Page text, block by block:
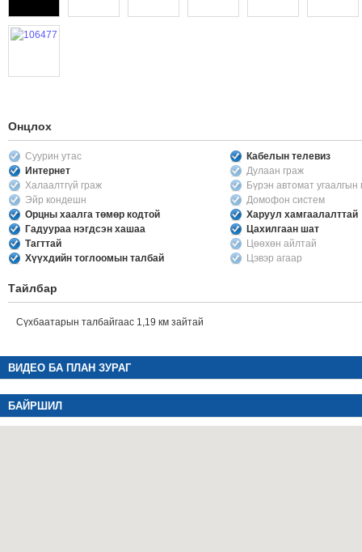
Онцлох
Суурин утас
Кабелын телевиз
Интернет
Дулаан граж
Халаалтгүй граж
Бүрэн автомат
Эйр кондешн
Домофон систем
Орцны хаалга төмөр кодтой
Харуул хамгаалалттай
Гадуураа нэгдсэн хашаа
Цахилгаан шат
Тагттай
Цөөхөн айлтай
Хүүхдийн тоглоомын талбай
Цэвэр агаар
Тайлбар
Сүхбаатарын талбайгаас 1,19 км зайтай
ВИДЕО БА ПЛАН ЗУРАГ
БАЙРШИЛ